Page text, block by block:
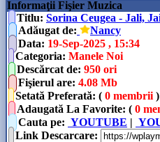
Informaţii Fişier Muzica
Titlu: Sorina Ceugea - Jali,
Adăugat de:
Nancy
Data: 19-Sep-2025 , 15:34
Categoria: Manele Noi
Descărcat de: 950 ori
Fişierul are: 4.08 Mb
Setată Preferată: ( 0 membrii )
Adaugată La Favorite: ( 0
Cauta pe: YOUTUBE |
Link Descarcare: